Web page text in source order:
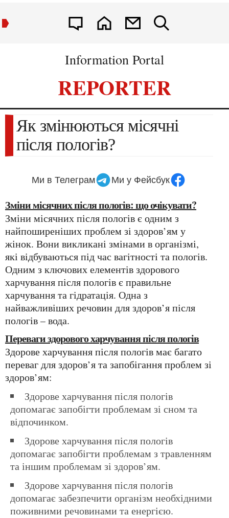
Information Portal
REPORTER
Як змінюються місячні
після пологів?
Ми в Телеграм Ми у Фейсбук
Зміни місячних після пологів: що очікувати?
Зміни місячних після пологів є одним з
найпоширеніших проблем зі здоров’ям у
жінок. Вони викликані змінами в організмі,
які відбуваються під час вагітності та пологів.
Одним з ключових елементів здорового
харчування після пологів є правильне
харчування та гідратація. Одна з
найважливіших речовин для здоров’я після
пологів – вода.
Переваги здорового харчування після пологів
Здорове харчування після пологів має багато
переваг для здоров’я та запобігання проблем зі
здоров’ям:
Здорове харчування після пологів
допомагає запобігти проблемам зі сном та
відпочинком.
Здорове харчування після пологів
допомагає запобігти проблемам з травленням
та іншим проблемам зі здоров’ям.
Здорове харчування після пологів
допомагає забезпечити організм необхідними
поживними речовинами та енергією.